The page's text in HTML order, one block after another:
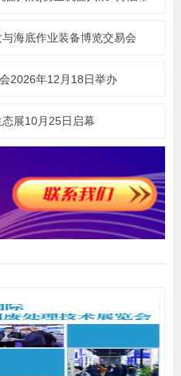
海底作业装备博览交易会
2026年12月18日举办
展10月25日启幕